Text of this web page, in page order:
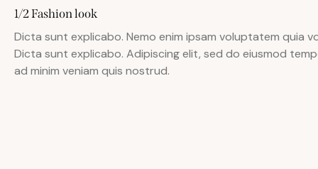
1/2 Fashion look
Dicta sunt explicabo. Nemo enim ipsam voluptatem quia
Dicta sunt explicabo. Adipiscing elit, sed do eiusmod
ad minim veniam quis nostrud.